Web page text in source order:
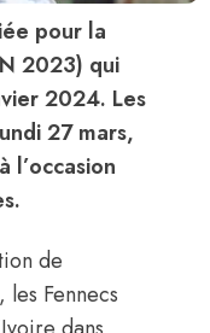
pour la
2023) qui
2024. Les
27 mars,
l’occasion
de
les Fennecs